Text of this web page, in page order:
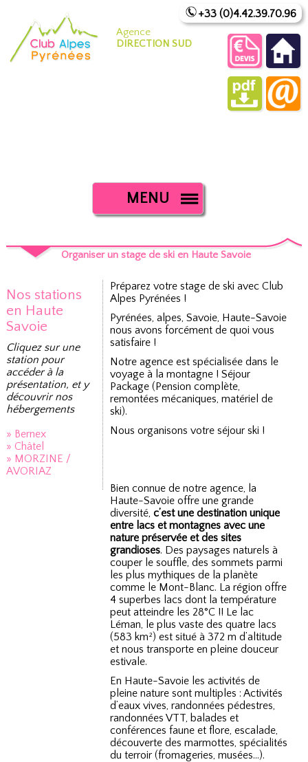
Agence
DIRECTION SUD
+33 (0)4.42.39.70.96
MENU
Organiser un stage de ski en Haute Savoie
Nos stations
en Haute
Savoie
Cliquez sur une
station pour
accéder à la
présentation, et y
découvrir nos
hébergements
» Bernex
» Châtel
» MORZINE /
AVORIAZ
Préparez votre stage de ski avec Club
Alpes Pyrénées !
Pyrénées, alpes, Savoie, Haute-Savoie
nous avons forcément de quoi vous
satisfaire !
Notre agence est spécialisée dans le
voyage à la montagne ! Séjour
Package (Pension complète,
remontées mécaniques, matériel de
ski).
Nous organisons votre séjour ski !
Bien connue de notre agence, la
Haute-Savoie offre une grande
diversité,c’est une destination unique
entre lacs et montagnes avec une
nature préservée et des sites
grandioses. Des paysages naturels à
couper le souffle, des sommets parmi
les plus mythiques de la planète
comme le Mont-Blanc. La région offre
4 superbes lacs dont la température
peut atteindre les 28°C !! Le lac
Léman, le plus vaste des quatre lacs
(583 km²) est situé à 372 m d’altitude
et nous transporte en pleine douceur
estivale.
En Haute-Savoie les activités de
pleine nature sont multiples : Activités
d’eaux vives, randonnées pédestres,
randonnées VTT, balades et
conférences faune et flore, escalade,
découverte des marmottes, spécialités
du terroir (fromageries, musées…).